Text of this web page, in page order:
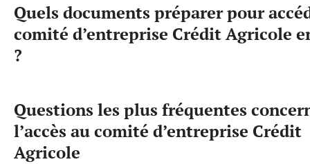
Quels documents préparer pour
comité d’entreprise Crédit Agricole
?
Questions les plus fréquentes
l’accès au comité d’entreprise Crédit
Agricole